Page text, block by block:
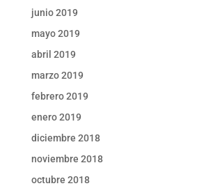
junio 2019
mayo 2019
abril 2019
marzo 2019
febrero 2019
enero 2019
diciembre 2018
noviembre 2018
octubre 2018